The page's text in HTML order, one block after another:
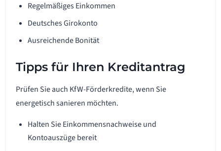
Regelmäßiges Einkommen
Deutsches Girokonto
Ausreichende Bonität
Tipps für Ihren Kreditantrag
Prüfen Sie auch KfW-Förderkredite, wenn Sie
energetisch sanieren möchten.
Halten Sie Einkommensnachweise und
Kontoauszüge bereit